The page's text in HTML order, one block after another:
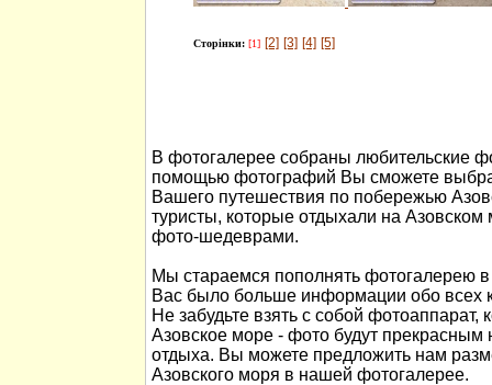
Сторінки: [1] [2] [3] [4] [5]
В фотогалерее собраны любительские
помощью фотографий Вы сможете
Вашего путешествия по побережью
туристы, которые отдыхали на
фото-шедеврами.
Мы стараемся пополнять фотогалерею
Вас было больше информации обо всех
Не забудьте взять с собой фотоаппарат,
Азовское море - фото будут
отдыха. Вы можете предложить нам
Азовского моря в нашей фотогалерее.